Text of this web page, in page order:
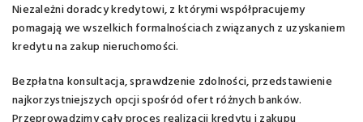
Niezależni doradcy kredytowi, z którymi współpracujemy
pomagają we wszelkich formalnościach związanych z uzyskaniem
kredytu na zakup nieruchomości.
Bezpłatna konsultacja, sprawdzenie zdolności, przedstawienie
najkorzystniejszych opcji spośród ofert różnych banków.